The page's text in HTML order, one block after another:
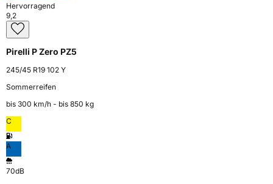
Hervorragend
9,2
Pirelli P Zero PZ5
245/45 R19 102 Y
Sommerreifen
bis 300 km⁠/⁠h - bis 850 kg
C
A
70dB